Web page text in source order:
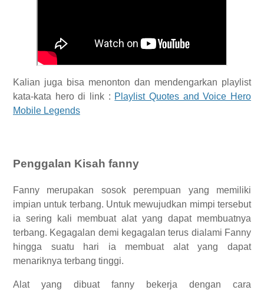
Kalian juga bisa menonton dan mendengarkan playlist
kata-kata hero di link : Playlist Quotes and Voice Hero
Mobile Legends
Penggalan Kisah fanny
Fanny merupakan sosok perempuan yang memiliki
impian untuk terbang. Untuk mewujudkan mimpi tersebut
ia sering kali membuat alat yang dapat membuatnya
terbang. Kegagalan demi kegagalan terus dialami Fanny
hingga suatu hari ia membuat alat yang dapat
menariknya terbang tinggi.
Alat yang dibuat fanny bekerja dengan cara